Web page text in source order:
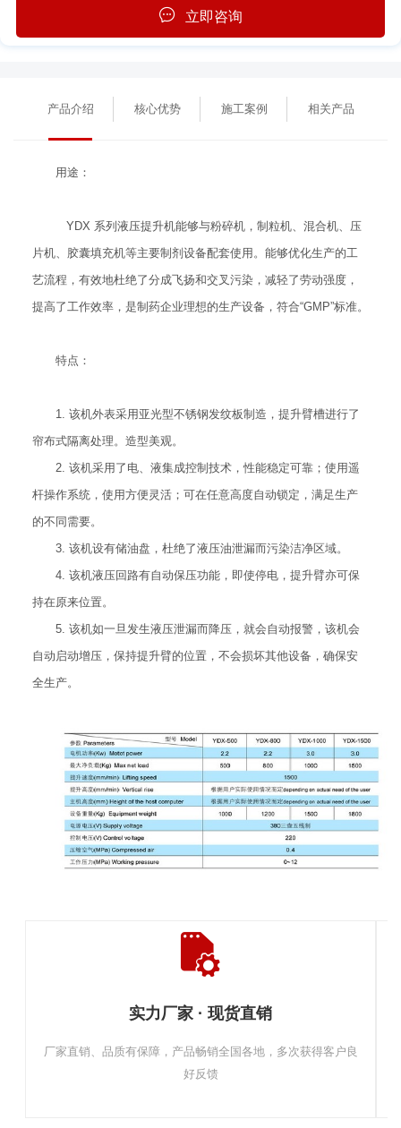
立即咨询
产品介绍 核心优势 施工案例 相关产品
用途：
YDX 系列液压提升机能够与粉碎机，制粒机、混合机、压
片机、胶囊填充机等主要制剂设备配套使用。能够优化生产的工
艺流程，有效地杜绝了分成飞扬和交叉污染，减轻了劳动强度，
提高了工作效率，是制药企业理想的生产设备，符合“GMP”标准。
特点：
1. 该机外表采用亚光型不锈钢发纹板制造，提升臂槽进行了
帘布式隔离处理。造型美观。
2. 该机采用了电、液集成控制技术，性能稳定可靠；使用遥
杆操作系统，使用方便灵活；可在任意高度自动锁定，满足生产
的不同需要。
3. 该机设有储油盘，杜绝了液压油泄漏而污染洁净区域。
4. 该机液压回路有自动保压功能，即使停电，提升臂亦可保
持在原来位置。
5. 该机如一旦发生液压泄漏而降压，就会自动报警，该机会
自动启动增压，保持提升臂的位置，不会损坏其他设备，确保安
全生产。
实力厂家 · 现货直销
厂家直销、品质有保障，产品畅销全国各地，多次获得客户良
好反馈